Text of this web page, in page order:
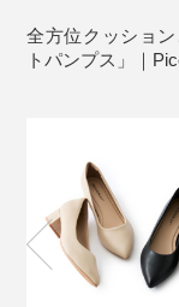
全方位クッショ
トパンプス」｜